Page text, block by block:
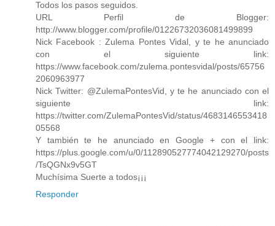
Todos los pasos seguidos.
URL Perfil de Blogger:
http://www.blogger.com/profile/01226732036081499899
Nick Facebook : Zulema Pontes Vidal, y te he anunciado
con el siguiente link:
https://www.facebook.com/zulema.pontesvidal/posts/65756
2060963977
Nick Twitter: @ZulemaPontesVid, y te he anunciado con el
siguiente link:
https://twitter.com/ZulemaPontesVid/status/4683146553418
05568
Y también te he anunciado en Google + con el link:
https://plus.google.com/u/0/112890527774042129270/posts
/TsQGNx9v5GT
Muchísima Suerte a todos¡¡¡
Responder